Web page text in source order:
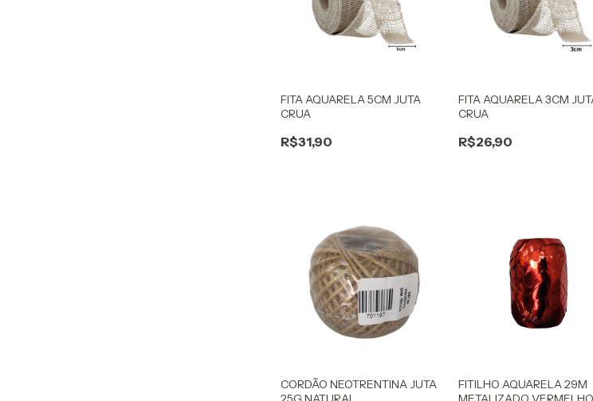
FITA AQUARELA 5CM JUTA
CRUA
R$31,90
FITA AQUARELA 3CM
CRUA
R$26,90
CORDÃO NEOTRENTINA JUTA
FITILHO AQUARELA 29M